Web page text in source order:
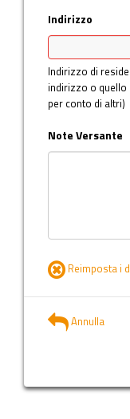
Indirizzo
Indirizzo di
indirizzo o
per conto di altri)
Note Versante
Reimposta i
Annulla